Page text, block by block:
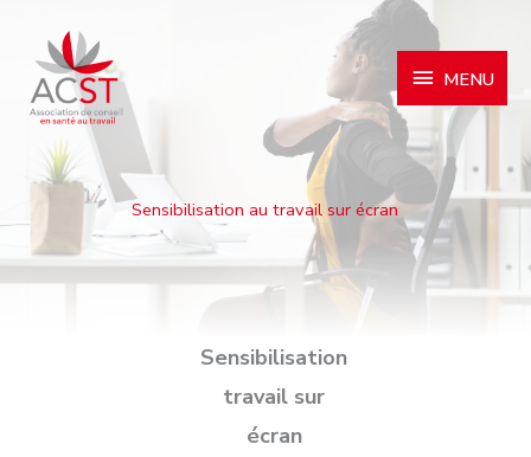
MENU
MENU
Sensibilisation au travail sur écran
Sensibilisation
travail sur
écran